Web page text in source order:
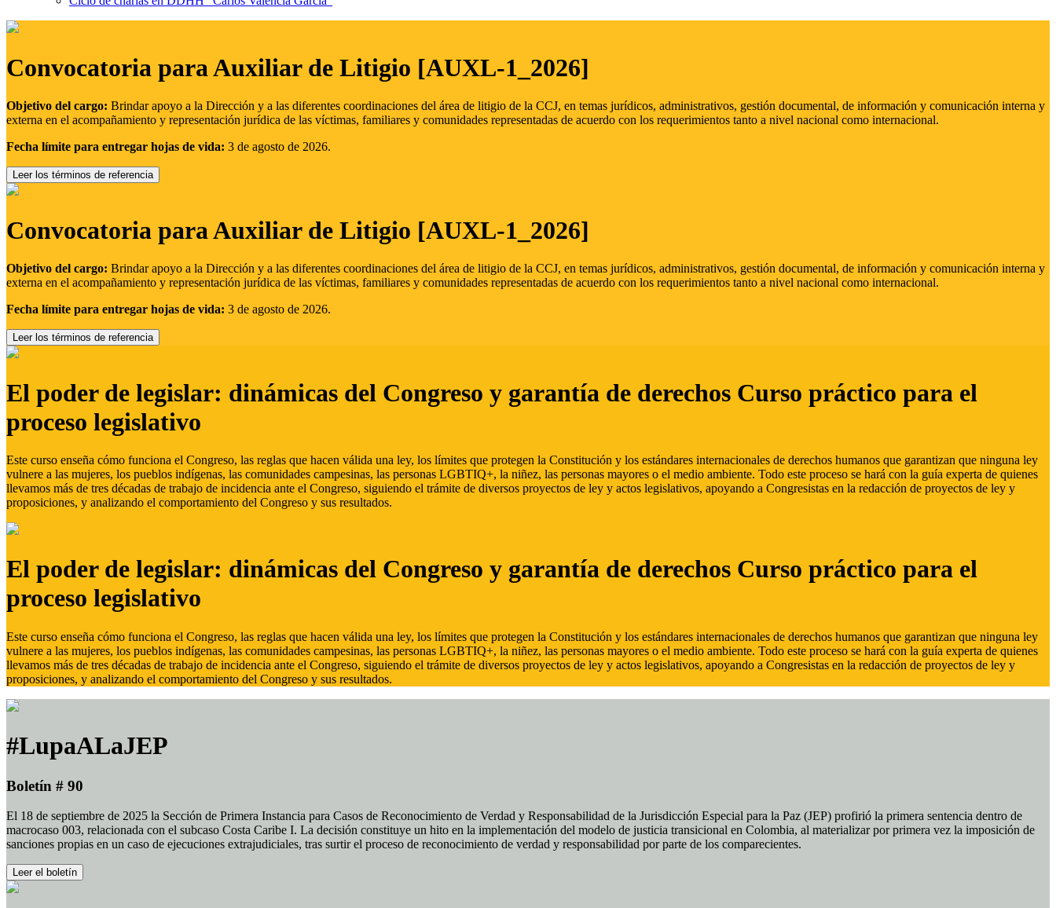
Convocatoria para Auxiliar de Litigio [AUXL-1_2026]
Objetivo del cargo: Brindar apoyo a la Dirección y a las diferentes coordinaciones del área de litigio de la CCJ, en temas jurídicos, administrativos, gestión documental, de información y comunicación interna y
externa en el acompañamiento y representación jurídica de las víctimas, familiares y comunidades representadas de acuerdo con los requerimientos tanto a nivel nacional como internacional.
Fecha límite para entregar hojas de vida: 3 de agosto de 2026.
Leer los términos de referencia
Convocatoria para Auxiliar de Litigio [AUXL-1_2026]
Objetivo del cargo: Brindar apoyo a la Dirección y a las diferentes coordinaciones del área de litigio de la CCJ, en temas jurídicos, administrativos, gestión documental, de información y comunicación interna y
externa en el acompañamiento y representación jurídica de las víctimas, familiares y comunidades representadas de acuerdo con los requerimientos tanto a nivel nacional como internacional.
Fecha límite para entregar hojas de vida: 3 de agosto de 2026.
Leer los términos de referencia
El poder de legislar: dinámicas del Congreso y garantía de derechos Curso práctico para el
proceso legislativo
Este curso enseña cómo funciona el Congreso, las reglas que hacen válida una ley, los límites que protegen la Constitución y los estándares internacionales de derechos humanos que garantizan que ninguna ley
vulnere a las mujeres, los pueblos indígenas, las comunidades campesinas, las personas LGBTIQ+, la niñez, las personas mayores o el medio ambiente. Todo este proceso se hará con la guía experta de quienes
llevamos más de tres décadas de trabajo de incidencia ante el Congreso, siguiendo el trámite de diversos proyectos de ley y actos legislativos, apoyando a Congresistas en la redacción de proyectos de ley y
proposiciones, y analizando el comportamiento del Congreso y sus resultados.
El poder de legislar: dinámicas del Congreso y garantía de derechos Curso práctico para el
proceso legislativo
Este curso enseña cómo funciona el Congreso, las reglas que hacen válida una ley, los límites que protegen la Constitución y los estándares internacionales de derechos humanos que garantizan que ninguna ley
vulnere a las mujeres, los pueblos indígenas, las comunidades campesinas, las personas LGBTIQ+, la niñez, las personas mayores o el medio ambiente. Todo este proceso se hará con la guía experta de quienes
llevamos más de tres décadas de trabajo de incidencia ante el Congreso, siguiendo el trámite de diversos proyectos de ley y actos legislativos, apoyando a Congresistas en la redacción de proyectos de ley y
proposiciones, y analizando el comportamiento del Congreso y sus resultados.
#LupaALaJEP
Boletín # 90
El 18 de septiembre de 2025 la Sección de Primera Instancia para Casos de Reconocimiento de Verdad y Responsabilidad de la Jurisdicción Especial para la Paz (JEP) profirió la primera sentencia dentro de
macrocaso 003, relacionada con el subcaso Costa Caribe I. La decisión constituye un hito en la implementación del modelo de justicia transicional en Colombia, al materializar por primera vez la imposición de
sanciones propias en un caso de ejecuciones extrajudiciales, tras surtir el proceso de reconocimiento de verdad y responsabilidad por parte de los comparecientes.
Leer el boletín